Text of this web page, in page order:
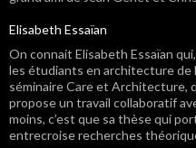
Elisabeth Essaïan
On connait Elisabeth Essaïan
les étudiants en architecture de
séminaire Care et Architecture,
propose un travail collaboratif
moins, c’est que sa thèse qui
entrecroise recherches